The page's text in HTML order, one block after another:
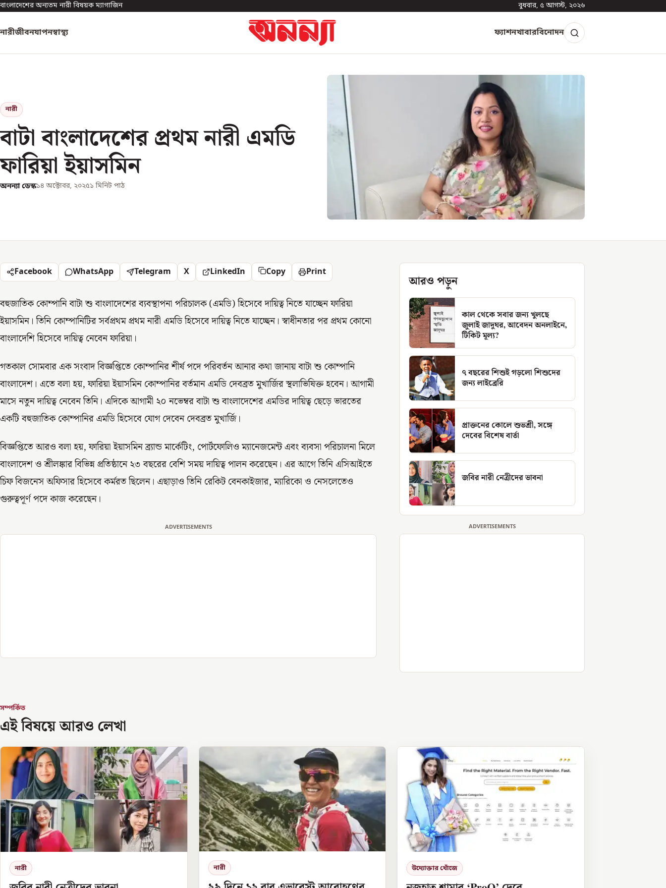
বাংলাদেশের অন্যতম নারী বিষয়ক ম্যাগাজিন বুধবার, ৫ আগস্ট, ২০২৬
নারীজীবনযাপনস্বাস্থ্য ফ্যাশনখাবারবিনোদন
নারী
বাটা বাংলাদেশের প্রথম নারী এমডি
ফারিয়া ইয়াসমিন
অনন্যা ডেস্ক১৪ অক্টোবর, ২০২৫১ মিনিট পাঠ
Facebook WhatsApp Telegram X LinkedIn Copy Print
বহুজাতিক কোম্পানি বাটা শু বাংলাদেশের ব্যবস্থাপনা পরিচালক (এমডি) হিসেবে দায়িত্ব নিতে যাচ্ছেন ফারিয়া
ইয়াসমিন। তিনি কোম্পানিটির সর্বপ্রথম প্রথম নারী এমডি হিসেবে দায়িত্ব নিতে যাচ্ছেন। স্বাধীনতার পর প্রথম কোনো
বাংলাদেশি হিসেবে দায়িত্ব নেবেন ফারিয়া।
গতকাল সোমবার এক সংবাদ বিজ্ঞপ্তিতে কোম্পানির শীর্ষ পদে পরিবর্তন আনার কথা জানায় বাটা শু কোম্পানি
বাংলাদেশ। এতে বলা হয়, ফারিয়া ইয়াসমিন কোম্পানির বর্তমান এমডি দেবব্রত মুখার্জির স্থলাভিষিক্ত হবেন। আগামী
মাসে নতুন দায়িত্ব নেবেন তিনি। এদিকে আগামী ২০ নভেম্বর বাটা শু বাংলাদেশের এমডির দায়িত্ব ছেড়ে ভারতের
একটি বহুজাতিক কোম্পানির এমডি হিসেবে যোগ দেবেন দেবব্রত মুখার্জি।
বিজ্ঞপ্তিতে আরও বলা হয়, ফারিয়া ইয়াসমিন ব্র্যান্ড মার্কেটিং, পোর্টফোলিও ম্যানেজমেন্ট এবং ব্যবসা পরিচালনা মিলে
বাংলাদেশ ও শ্রীলঙ্কার বিভিন্ন প্রতিষ্ঠানে ২৩ বছরের বেশি সময় দায়িত্ব পালন করেছেন। এর আগে তিনি এসিআইতে
চিফ বিজনেস অফিসার হিসেবে কর্মরত ছিলেন। এছাড়াও তিনি রেকিট বেনকাইজার, ম্যারিকো ও নেসলেতেও
গুরুত্বপূর্ণ পদে কাজ করেছেন।
ADVERTISEMENTS
আরও পড়ুন
কাল থেকে সবার জন্য খুলছে
জুলাই জাদুঘর, আবেদন অনলাইনে,
টিকিট মূল্য?
৭ বছরের শিশুই গড়লো শিশুদের
জন্য লাইব্রেরি
প্রাক্তনের কোলে শুভশ্রী, সঙ্গে
দেবের বিশেষ বার্তা
জবির নারী নেত্রীদের ভাবনা
ADVERTISEMENTS
সম্পর্কিত
এই বিষয়ে আরও লেখা
নারী নারী উদ্যোক্তার খোঁজে